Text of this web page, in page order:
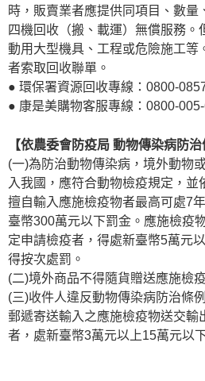
時，販賣業者應提供同項目、數量
四機回收（搬、載運）無償服務。
動用大型機具、工程或危險施工等
者索取回收聯單。
● 環保署資源回收專線：0800-
● 康是美購物客服專線：0800-
【依農委會防疫局 動物傳染病防治
(一)為防治動物傳染病，境外動物
入我國，應符合動物檢疫規定，並
擅自輸入應施檢疫物者最高可處7
臺幣300萬元以下罰金。應施檢疫
定申請檢疫者，得處新臺幣5萬元
得按次處罰。
(二)境外商品不得隨貨贈送應施檢
(三)收件人違反動物傳染病防治條
郵遞寄送輸入之應施檢疫物送交輸
者，處新臺幣3萬元以上15萬元以